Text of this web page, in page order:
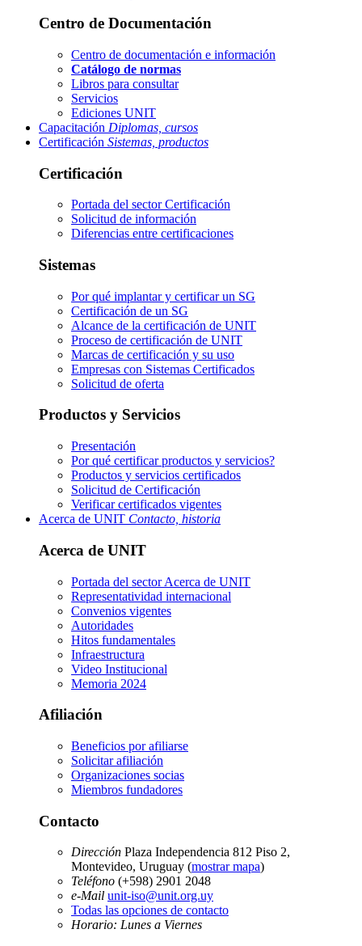
Centro de Documentación
Centro de documentación e información
Catálogo de normas
Libros para consultar
Servicios
Ediciones UNIT
Capacitación Diplomas, cursos
Certificación Sistemas, productos
Certificación
Portada del sectorCertificación
Solicitud de información
Diferencias entre certificaciones
Sistemas
Por qué implantar y certificar un SG
Certificación de un SG
Alcance de la certificación de UNIT
Proceso de certificación de UNIT
Marcas de certificación y su uso
Empresas con Sistemas Certificados
Solicitud de oferta
Productos y Servicios
Presentación
Por qué certificar productos y servicios?
Productos y servicios certificados
Solicitud de Certificación
Verificar certificados vigentes
Acerca de UNIT Contacto, historia
Acerca de UNIT
Portada del sectorAcerca de UNIT
Representatividad internacional
Convenios vigentes
Autoridades
Hitos fundamentales
Infraestructura
Video Institucional
Memoria 2024
Afiliación
Beneficios por afiliarse
Solicitar afiliación
Organizaciones socias
Miembros fundadores
Contacto
Dirección Plaza Independencia 812 Piso 2,
Montevideo, Uruguay (mostrar mapa)
Teléfono (+598) 2901 2048
e-Mail unit-iso@unit.org.uy
Todas las opciones de contacto
Horario: Lunes a Viernes